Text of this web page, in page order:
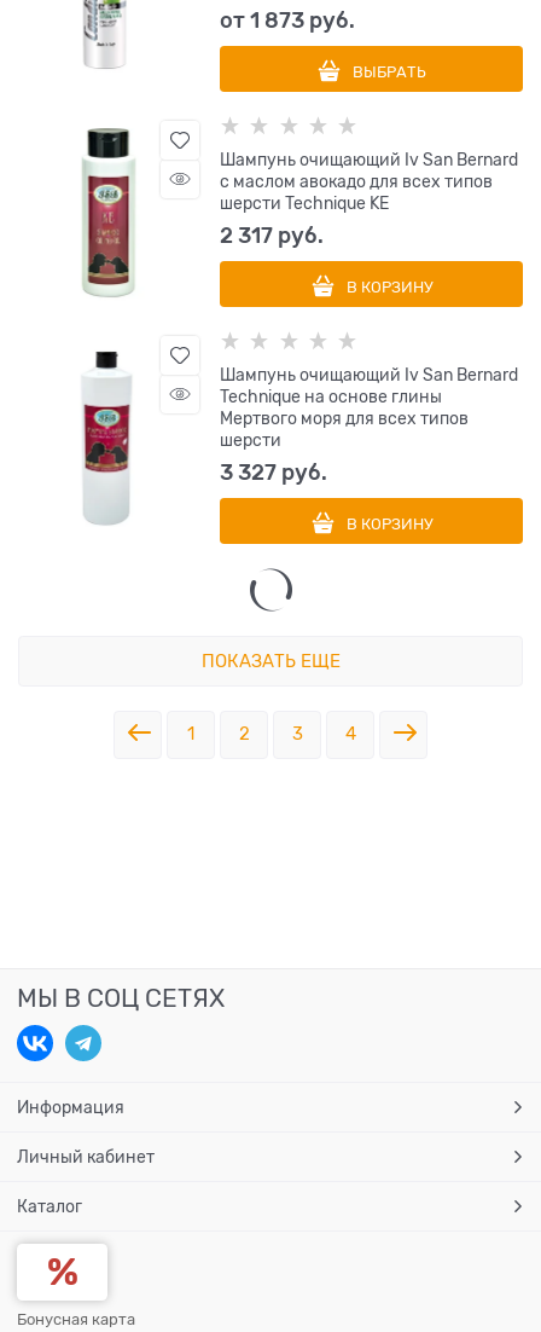
от1 873 руб.
ВЫБРАТЬ
Шампунь очищающий Iv San Bernard
с маслом авокадо для всех типов
шерсти Technique KE
2 317 руб.
В КОРЗИНУ
Шампунь очищающий Iv San Bernard
Technique на основе глины
Мертвого моря для всех типов
шерсти
3 327 руб.
В КОРЗИНУ
ПОКАЗАТЬ ЕЩЕ
1 2 3 4
МЫ В СОЦ СЕТЯХ
Информация
Личный кабинет
Каталог
Бонусная карта